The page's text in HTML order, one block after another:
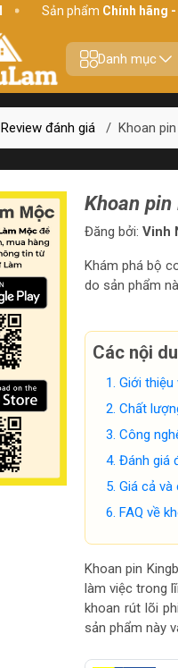
Sản phẩmChính hãng - Chất
Danh mục
Review đánh giá / Khoan
Khoan
Đăng bởi: Vinh
Khám phá bộ
do sản phẩm
Các nội
Giới thiệu
Chất
Công
Đánh giá
Giá cả và
FAQ về
Khoan pin
làm việc trong
khoan rút lõi
sản phẩm này